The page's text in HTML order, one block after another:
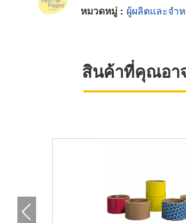
หมวดหมู่ : ผู้ผลิตและจำ
สินค้าที่คุณอา